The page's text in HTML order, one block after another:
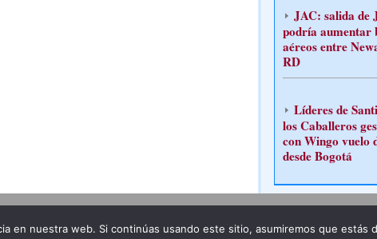
JAC: salida de
podría aumentar
aéreos entre
RD
Líderes de
los Caballeros
con Wingo vuelo
desde Bogotá
en nuestra web. Si continúas usando este sitio, asumiremos que estás